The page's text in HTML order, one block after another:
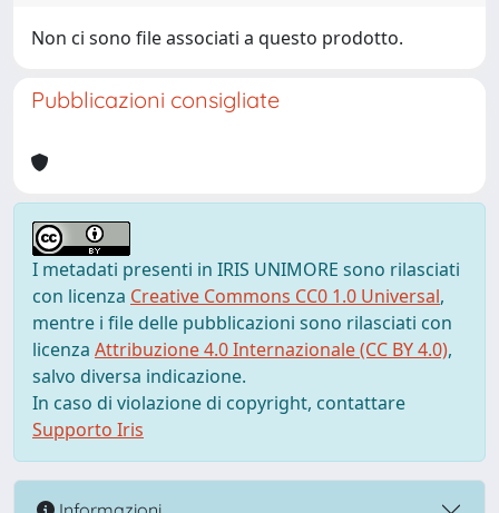
Non ci sono file associati a questo prodotto.
Pubblicazioni consigliate
I metadati presenti in IRIS UNIMORE sono rilasciati
con licenza Creative Commons CC0 1.0 Universal,
mentre i file delle pubblicazioni sono rilasciati con
licenza Attribuzione 4.0 Internazionale (CC BY 4.0),
salvo diversa indicazione.
In caso di violazione di copyright, contattare
Supporto Iris